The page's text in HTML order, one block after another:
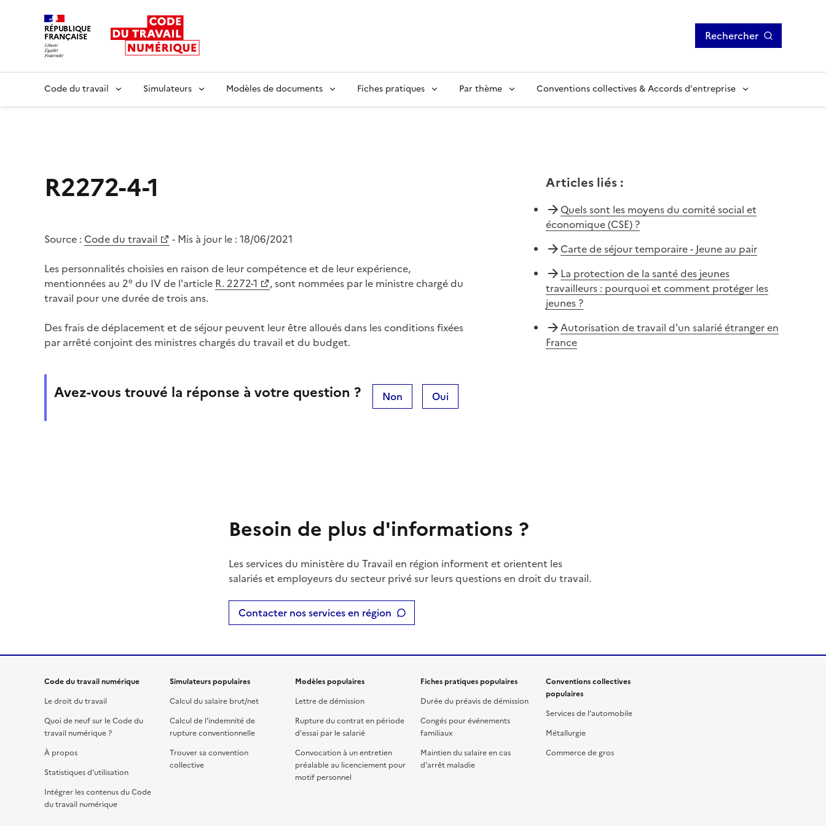
RÉPUBLIQUE
FRANÇAISE Rechercher
Code du travail Simulateurs Modèles de documents Fiches pratiques Par thème Conventions collectives & Accords d'entreprise
R2272-4-1
Source : Code du travail - Mis à jour le : 18/06/2021
Les personnalités choisies en raison de leur compétence et de leur expérience,
mentionnées au 2° du IV de l'article R. 2272-1
, sont nommées par le ministre chargé du
travail pour une durée de trois ans.
Des frais de déplacement et de séjour peuvent leur être alloués dans les conditions fixées
par arrêté conjoint des ministres chargés du travail et du budget.
Avez-vous trouvé la réponse à votre question ? Non Oui
Articles liés:
Quels sont les moyens du comité social et
économique (CSE) ?
Carte de séjour temporaire - Jeune au pair
La protection de la santé des jeunes
travailleurs : pourquoi et comment protéger les
jeunes ?
Autorisation de travail d'un salarié étranger en
France
Besoin de plus d'informations ?
Les services du ministère du Travail en région informent et orientent les
salariés et employeurs du secteur privé sur leurs questions en droit du travail.
Contacter nos services en région
Code du travail numérique
Le droit du travail
Quoi de neuf sur le Code du
travail numérique ?
À propos
Statistiques d'utilisation
Intégrer les contenus du Code
du travail numérique
Simulateurs populaires
Calcul du salaire brut/net
Calcul de l'indemnité de
rupture conventionnelle
Trouver sa convention
collective
Modèles populaires
Lettre de démission
Rupture du contrat en période
d'essai par le salarié
Convocation à un entretien
préalable au licenciement pour
motif personnel
Fiches pratiques populaires
Durée du préavis de démission
Congés pour événements
familiaux
Maintien du salaire en cas
d'arrêt maladie
Conventions collectives
populaires
Services de l'automobile
Métallurgie
Commerce de gros